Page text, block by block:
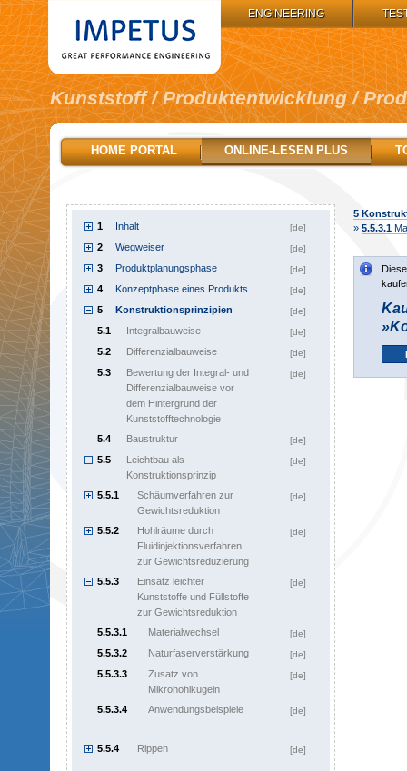
Kunststoff / Produktentwicklung /
5
» 5.5.3.1
1 Inhalt [de]
2 Wegweiser [de]
3 Produktplanungsphase [de]
4 Konzeptphase eines Produkts [de]
5 Konstruktionsprinzipien [de]
5.1 Integralbauweise [de]
5.2 Differenzialbauweise [de]
5.3
Bewertung der Integral- und
Differenzialbauweise vor
dem Hintergrund der
Kunststofftechnologie
[de]
5.4 Baustruktur [de]
5.5
Leichtbau als
Konstruktionsprinzip
[de]
5.5.1
Schäumverfahren zur
Gewichtsreduktion
[de]
5.5.2
Hohlräume durch
Fluidinjektionsverfahren
zur Gewichtsreduzierung
[de]
5.5.3
Einsatz leichter
Kunststoffe und Füllstoffe
zur Gewichtsreduktion
[de]
5.5.3.1 Materialwechsel [de]
5.5.3.2 Naturfaserverstärkung [de]
5.5.3.3
Zusatz von
Mikrohohlkugeln
[de]
5.5.3.4 Anwendungsbeispiele [de]
5.5.4 Rippen [de]
HOME PORTAL ONLINE-LESEN PLUS
ENGINEERING